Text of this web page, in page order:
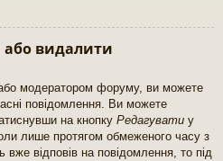
або видалити
модератором форуму, ви можете
повідомлення. Ви можете
на кнопку Редагувати у
лише протягом обмеженого часу з
відповів на повідомлення, то під